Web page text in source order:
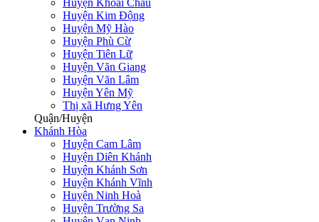
Huyện Kim Động
Huyện Mỹ Hào
Huyện Phù Cừ
Huyện Tiên Lữ
Huyện Văn Giang
Huyện Văn Lâm
Huyện Yên Mỹ
Thị xã Hưng Yên
Quận/Huyện
Khánh Hòa
Huyện Cam Lâm
Huyện Diên Khánh
Huyện Khánh Sơn
Huyện Khánh Vĩnh
Huyện Ninh Hoà
Huyện Trường Sa